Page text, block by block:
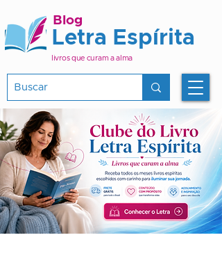
Letra Espírita
Blog
livros que curam a alma